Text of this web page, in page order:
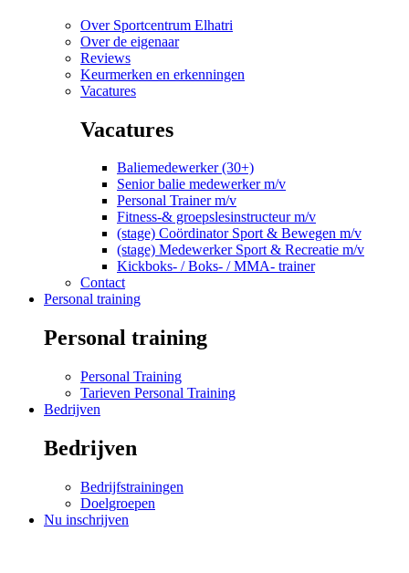
Over Sportcentrum Elhatri
Over de eigenaar
Reviews
Keurmerken en erkenningen
Vacatures
Vacatures
Baliemedewerker (30+)
Senior balie medewerker m/v
Personal Trainer m/v
Fitness-& groepslesinstructeur m/v
(stage) Coördinator Sport & Bewegen m/v
(stage) Medewerker Sport & Recreatie m/v
Kickboks- / Boks- / MMA- trainer
Contact
Personal training
Personal training
Personal Training
Tarieven Personal Training
Bedrijven
Bedrijven
Bedrijfstrainingen
Doelgroepen
Nu inschrijven